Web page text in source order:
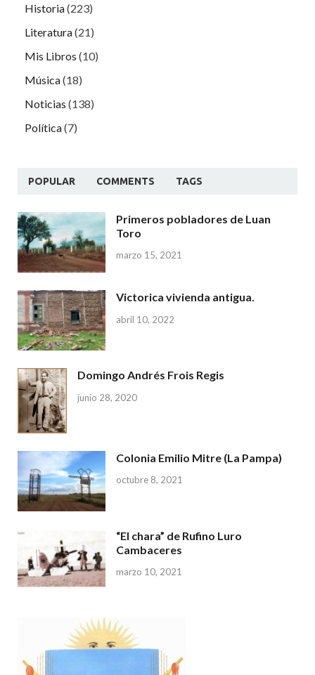
Historia(223)
Literatura(21)
Mis Libros (10)
Música(18)
Noticias (138)
Política(7)
POPULAR COMMENTS TAGS
Primeros pobladores de Luan
Toro
marzo 15, 2021
Victorica vivienda antigua.
abril 10, 2022
Domingo Andrés Frois Regis
junio 28, 2020
Colonia Emilio Mitre (La Pampa)
octubre 8, 2021
“El chara” de Rufino Luro
Cambaceres
marzo 10, 2021